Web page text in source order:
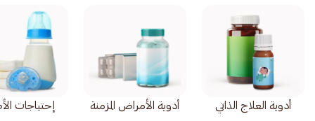
أدوية العلاج الذاتي أدوية الأمراض المزمنة إحتياجات